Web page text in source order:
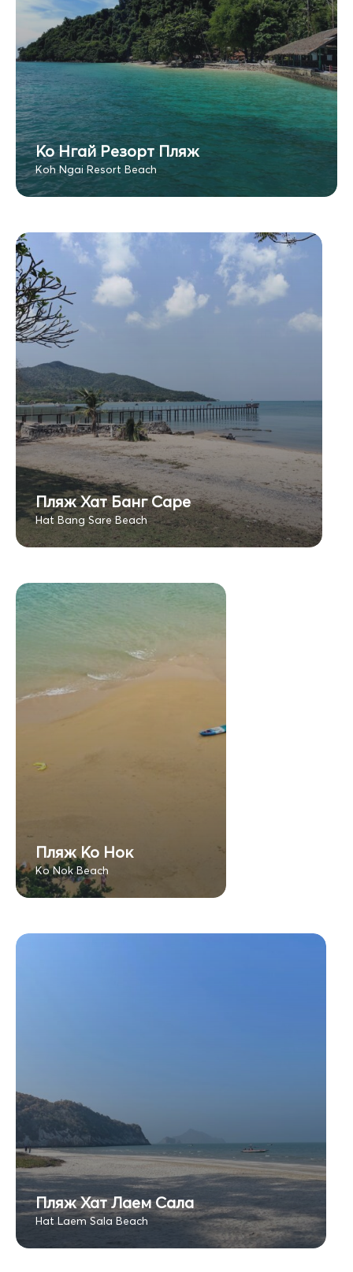
Ко Нгай Резорт Пляж
Koh Ngai Resort Beach
Пляж Хат Банг Саре
Hat Bang Sare Beach
Пляж Ко Нок
Ko Nok Beach
Пляж Хат Лаем Сала
Hat Laem Sala Beach